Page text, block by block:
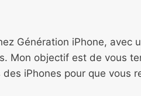
Génération iPhone, avec
Mon objectif est de vous
iPhones pour que vous